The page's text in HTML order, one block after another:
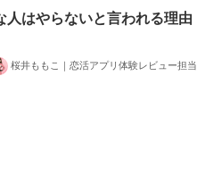
人はやらないと言われる理由
桜井ももこ｜恋活アプリ体験レビュー担当